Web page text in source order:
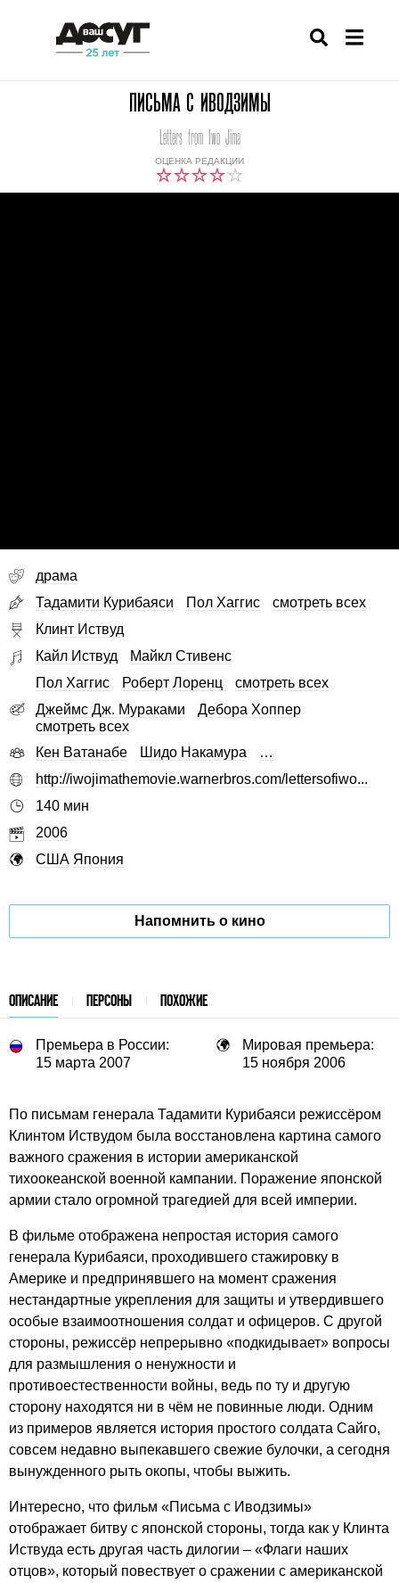
ПИСЬМА С ИВОДЗИМЫ
ОЦЕНКА РЕДАКЦИИ
Letters from Iwo Jima
драма
Тадамити Курибаяси
Пол Хаггис
смотреть всех
Клинт Иствуд
Кайл Иствуд
Майкл Стивенс
Пол Хаггис
Роберт Лоренц
смотреть всех
Джеймс Дж. Мураками
Дебора Хоппер
смотреть всех
Кен Ватанабе
Шидо Накамура
…
http://iwojimathemovie.warnerbros.com/lettersofiwo...
140 мин
2006
США Япония
Напомнить о кино
ОПИСАНИЕ ПЕРСОНЫ ПОХОЖИЕ
Премьера в России:
15 марта 2007
Мировая премьера:
15 ноября 2006
По письмам генерала Тадамити Курибаяси режиссёром
Клинтом Иствудом была восстановлена картина самого
важного сражения в истории американской
тихоокеанской военной кампании. Поражение японской
армии стало огромной трагедией для всей империи.
В фильме отображена непростая история самого
генерала Курибаяси, проходившего стажировку в
Америке и предпринявшего на момент сражения
нестандартные укрепления для защиты и утвердившего
особые взаимоотношения солдат и офицеров. С другой
стороны, режиссёр непрерывно «подкидывает» вопросы
для размышления о ненужности и
противоестественности войны, ведь по ту и другую
сторону находятся ни в чём не повинные люди. Одним
из примеров является история простого солдата Сайго,
совсем недавно выпекавшего свежие булочки, а сегодня
вынужденного рыть окопы, чтобы выжить.
Интересно, что фильм «Письма с Иводзимы»
отображает битву с японской стороны, тогда как у Клинта
Иствуда есть другая часть дилогии – «Флаги наших
отцов», который повествует о сражении с американской